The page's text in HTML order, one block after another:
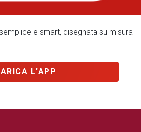
e smart, disegnata su misura
L'APP